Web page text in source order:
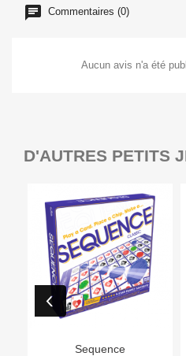
Commentaires (0)
Aucun avis n'a été
D'AUTRES PETITS
Sequence